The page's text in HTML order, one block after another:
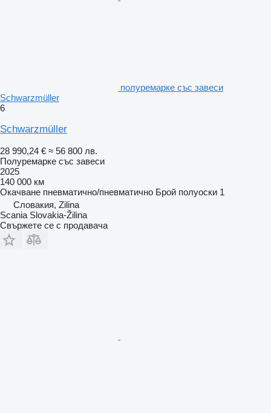
полуремарке със завеси
Schwarzmüller
6
Schwarzmüller
28 990,24 € ≈ 56 800 лв.
Полуремарке със завеси
2025
140 000 км
Окачване пневматично/пневматично Брой полуоски 1
Словакия, Zilina
Scania Slovakia-Žilina
Свържете се с продавача